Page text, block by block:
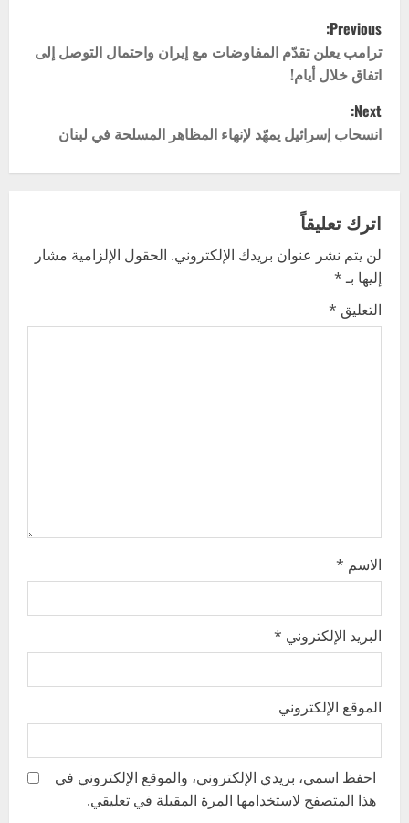
P
o
s
t
n
a
v
i
g
Previous:
ترامب يعلن تقدّم المفاوضات مع إيران واحتمال التوصل إلى
اتفاق خلال أيام!
Next:
انسحاب إسرائيل يمهّد لإنهاء المظاهر المسلحة في لبنان
اترك تعليقاً
لن يتم نشر عنوان بريدك الإلكتروني. الحقول الإلزامية مشار
إليها بـ*
التعليق *
الاسم *
البريد الإلكتروني *
الموقع الإلكتروني
احفظ اسمي، بريدي الإلكتروني، والموقع الإلكتروني في
هذا المتصفح لاستخدامها المرة المقبلة في تعليقي.